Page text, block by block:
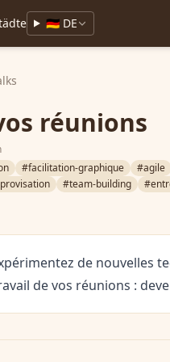
🇩🇪 DE
réunions
#facilitation-graphique #agile
#team-building
de nouvelles
de vos réunions :